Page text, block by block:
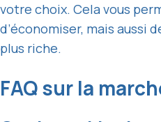
votre choix. Cela vous
d’économiser, mais aussi
plus riche.
FAQ sur la